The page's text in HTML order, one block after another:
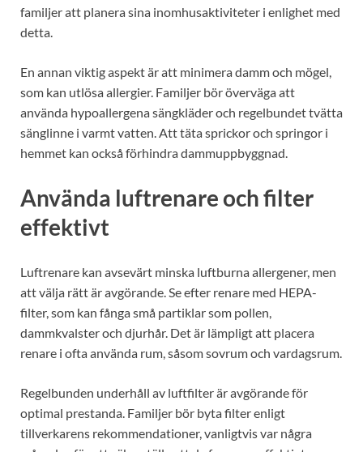
familjer att planera sina inomhusaktiviteter i enlighet med
detta.
En annan viktig aspekt är att minimera damm och mögel,
som kan utlösa allergier. Familjer bör överväga att
använda hypoallergena sängkläder och regelbundet tvätta
sänglinne i varmt vatten. Att täta sprickor och springor i
hemmet kan också förhindra dammuppbyggnad.
Använda luftrenare och filter
effektivt
Luftrenare kan avsevärt minska luftburna allergener, men
att välja rätt är avgörande. Se efter renare med HEPA-
filter, som kan fånga små partiklar som pollen,
dammkvalster och djurhår. Det är lämpligt att placera
renare i ofta använda rum, såsom sovrum och vardagsrum.
Regelbunden underhåll av luftfilter är avgörande för
optimal prestanda. Familjer bör byta filter enligt
tillverkarens rekommendationer, vanligtvis var några